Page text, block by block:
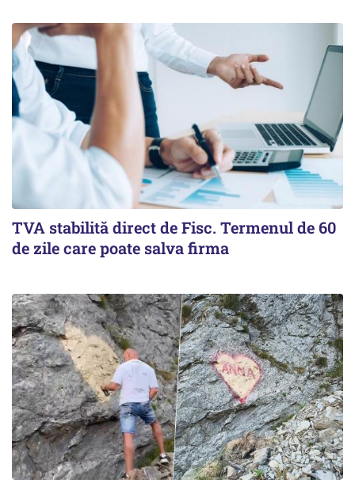
TVA stabilită direct de Fisc. Termenul de 60
de zile care poate salva firma